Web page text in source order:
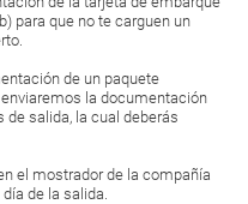
para que no te carguen un
de un paquete
la documentación
de salida, la cual deberás
el mostrador de la compañía
de la salida.